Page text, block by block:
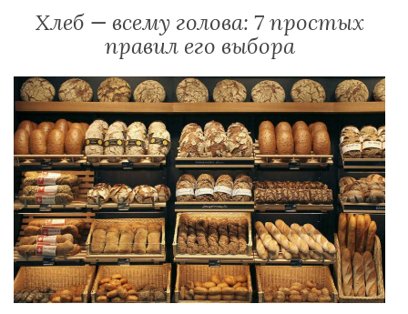
Хлеб — всему голова: 7 простых
правил его выбора